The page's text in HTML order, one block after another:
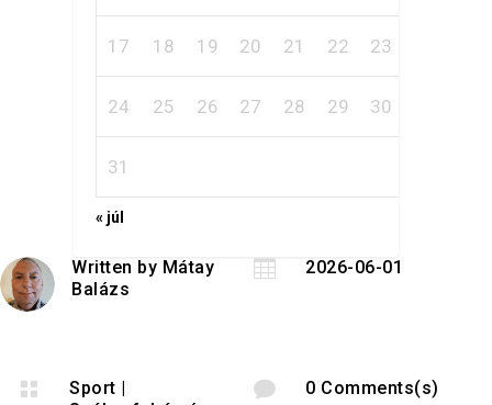
17 18 19 20 21 22 23
24 25 26 27 28 29 30
31
« júl
Written by Mátay
Balázs
 2026-06-01
 Sport  0 Comments(s)